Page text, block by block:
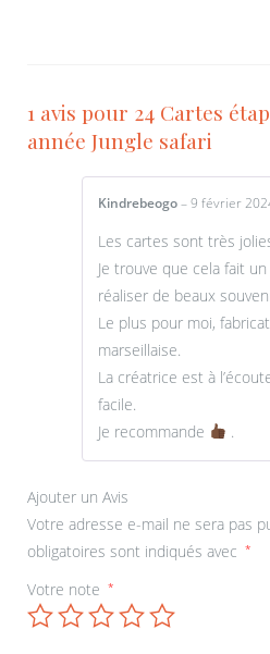
1 avis pour 24 Cartes
année Jungle safari
Kindrebeogo – 9 février
Les cartes sont très
Je trouve que cela fait
réaliser de beaux
Le plus pour moi,
marseillaise.
La créatrice est à
facile.
Je recommande
.
Ajouter un Avis
Votre adresse e-mail ne sera pas
obligatoires sont indiqués avec *
Votre note *